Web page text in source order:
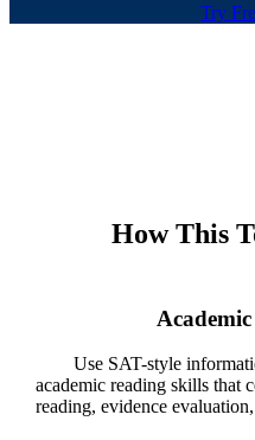
Try
How This
Use SAT-style
academic reading skills that
reading, evidence